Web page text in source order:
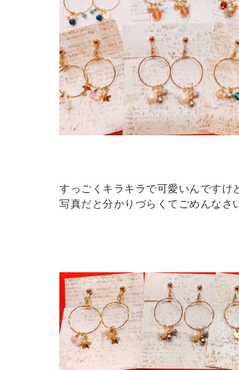
すっごくキラキラで可愛いんですけ
写真だと分かりづらくてごめんな